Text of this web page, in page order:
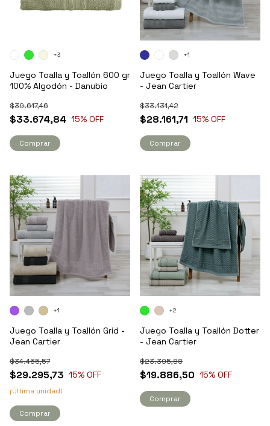
Juego Toalla y Toallón 600 gr
100% Algodón - Danubio
$33.674,84
$39.617,46
15% OFF
+3
Comprar
Juego Toalla y Toallón Wave
- Jean Cartier
$28.161,71
$33.131,42
15% OFF
+1
Comprar
Juego Toalla y Toallón Grid -
Jean Cartier
$29.295,73
$34.465,57
15% OFF
¡Última unidad!
+1
Comprar
Juego Toalla y Toallón Dotter
- Jean Cartier
$19.886,50
$23.395,88
15% OFF
+2
Comprar